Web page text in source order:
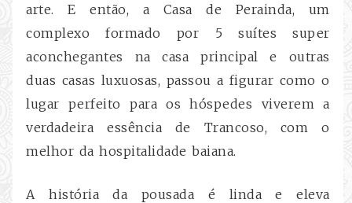
arte. E então, a Casa de Perainda, um
complexo formado por 5 suítes super
aconchegantes na casa principal e outras
duas casas luxuosas, passou a figurar como o
lugar perfeito para os hóspedes viverem a
verdadeira essência de Trancoso, com o
melhor da hospitalidade baiana.
A história da pousada é linda e eleva